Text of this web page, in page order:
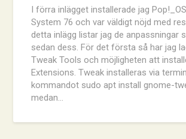
I förra inlägget installerade jag
System 76 och var väldigt nöjd med
detta inlägg listar jag de anpassningar
sedan dess. För det första så har jag
Tweak Tools och möjligheten att
Extensions. Tweak installeras via
kommandot sudo apt install gnome-
medan…